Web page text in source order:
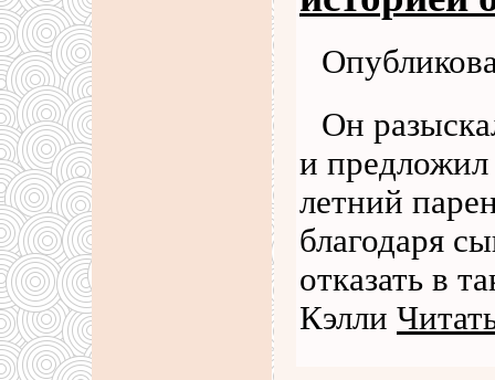
Он
и предложил
летний
благодаря
отказать в
Кэлли